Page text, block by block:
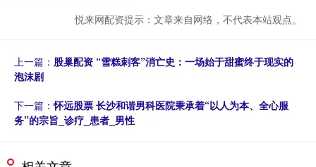
悦来网配资提示：文章来自网络，不代表本站观点。
上一篇： 股巢配资 “雪糕刺客”消亡史：一场始于甜蜜终于现实的
泡沫剧
下一篇：怀远股票 长沙和谐男科医院秉承着“以人为本、全心服
务”的宗旨_诊疗_患者_男性